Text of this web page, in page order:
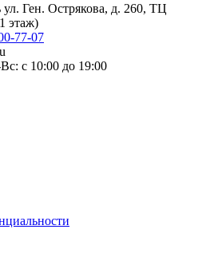
ул. Ген. Острякова, д. 260, ТЦ
этаж)
77-07
с 10:00 до 19:00